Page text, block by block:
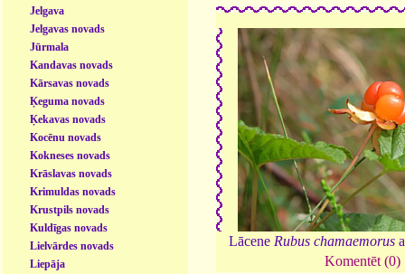
Jelgava
Jelgavas novads
Jūrmala
Kandavas novads
Kārsavas novads
Ķeguma novads
Ķekavas novads
Kocēnu novads
Kokneses novads
Krāslavas novads
Krimuldas novads
Krustpils novads
Kuldīgas novads
Lielvārdes novads
Liepāja
Lācene Rubus chamaemorus
Komentēt (0)